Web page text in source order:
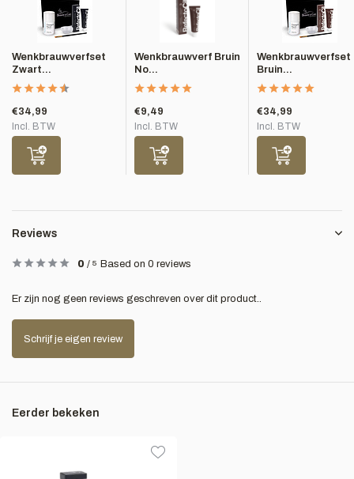
Wenkbrauwverfset
Zwart...
€34,99
Incl. BTW
Wenkbrauwverf Bruin
No...
€9,49
Incl. BTW
Wenkbrauwverfset
Bruin...
€34,99
Incl. BTW
Reviews
0 / 5 Based on 0 reviews
Er zijn nog geen reviews geschreven over dit product..
Schrijf je eigen review
Eerder bekeken